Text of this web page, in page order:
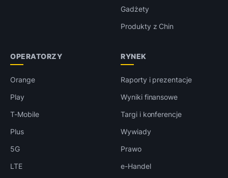
Gadżety
Produkty z Chin
OPERATORZY
Orange
Play
T-Mobile
Plus
5G
LTE
RYNEK
Raporty i prezentacje
Wyniki finansowe
Targi i konferencje
Wywiady
Prawo
e-Handel